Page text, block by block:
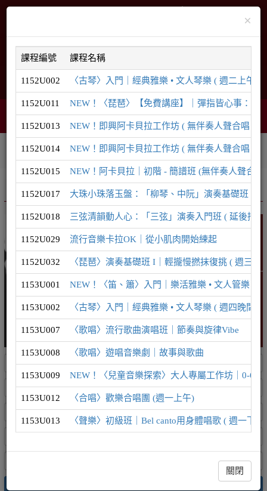
English 網站導覽
網頁選單
購物車 0
智能客服
學員登入
課程系列
相關連結
推廣課程 音樂系列
音樂
×
課程編號 課程名稱
1152U002 〈古琴〉入門｜經典雅樂 • 文人琴樂 ( 週二上午
1152U011 NEW！〈琵琶〉【免費講座】｜彈指皆心事：為
1152U013 NEW！即興阿卡貝拉工作坊 ( 無伴奏人聲合唱｜
1152U014 NEW！即興阿卡貝拉工作坊 ( 無伴奏人聲合唱｜
1152U015 NEW！阿卡貝拉｜初階 - 簡譜班 (無伴奏人聲合唱)
1152U017 大珠小珠落玉盤：「柳琴、中阮」演奏基礎班 (
1152U018 三弦清韻動人心：「三弦」演奏入門班 ( 延後招
1152U029 流行音樂卡拉OK｜從小肌肉開始練起
1152U032 〈琵琶〉演奏基礎班 I｜輕攏慢撚抹復挑 ( 週三
1153U001 NEW！〈笛、簫〉入門｜樂活雅樂 • 文人管樂 (
1153U002 〈古琴〉入門｜經典雅樂 • 文人琴樂 ( 週四晚間 )
1153U007 〈歌唱〉流行歌曲演唱班｜節奏與旋律Vibe
1153U008 〈歌唱〉遊唱音樂劇｜故事與歌曲
1153U009 NEW！〈兒童音樂探索〉大人專屬工作坊｜0-6
1153U012 〈合唱〉歡樂合唱團 (週一上午)
1153U013 〈聲樂〉初級班｜Bel canto用身體唱歌 ( 週一下午
關閉